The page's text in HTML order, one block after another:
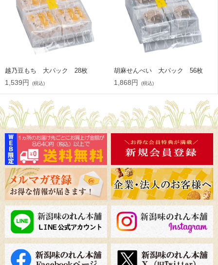
越乃豆もち 大パック 28枚
1,539円 (税込)
胡麻せんべい 大パック 56枚
1,868円 (税込)